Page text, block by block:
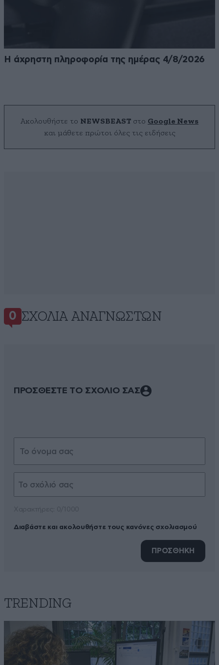
Η άχρηστη πληροφορία της ημέρας 4/8/2026
Ακολουθήστε το NEWSBEAST στο Google News
και μάθετε πρώτοι όλες τις ειδήσεις
0 ΣΧΌΛΙΑ ΑΝΑΓΝΩΣΤΏΝ
ΠΡΟΣΘΕΣΤΕ ΤΟ ΣΧΟΛΙΟ ΣΑΣ
Διαβάστε και ακολουθήστε τους κανόνες σχολιασμού
ΠΡΟΣΘΗΚΗ
TRENDING